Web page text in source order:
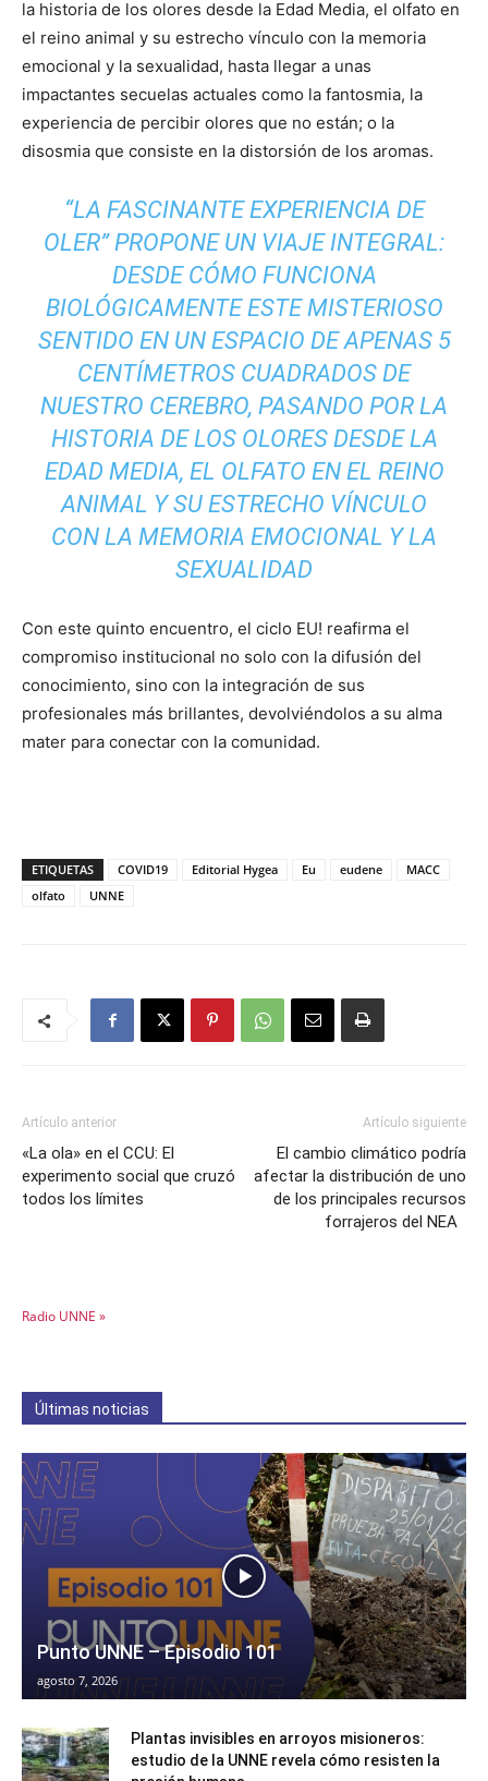
la historia de los olores desde la Edad Media, el olfato en
el reino animal y su estrecho vínculo con la memoria
emocional y la sexualidad, hasta llegar a unas
impactantes secuelas actuales como la fantosmia, la
experiencia de percibir olores que no están; o la
disosmia que consiste en la distorsión de los aromas.
“LA FASCINANTE EXPERIENCIA DE
OLER” PROPONE UN VIAJE INTEGRAL:
DESDE CÓMO FUNCIONA
BIOLÓGICAMENTE ESTE MISTERIOSO
SENTIDO EN UN ESPACIO DE APENAS 5
CENTÍMETROS CUADRADOS DE
NUESTRO CEREBRO, PASANDO POR LA
HISTORIA DE LOS OLORES DESDE LA
EDAD MEDIA, EL OLFATO EN EL REINO
ANIMAL Y SU ESTRECHO VÍNCULO
CON LA MEMORIA EMOCIONAL Y LA
SEXUALIDAD
Con este quinto encuentro, el ciclo EU! reafirma el
compromiso institucional no solo con la difusión del
conocimiento, sino con la integración de sus
profesionales más brillantes, devolviéndolos a su alma
mater para conectar con la comunidad.
ETIQUETAS COVID19 Editorial Hygea Eu eudene
MACC
olfato
UNNE
Artículo anterior
«La ola» en el CCU: El
experimento social que cruzó
todos los límites
Artículo siguiente
El cambio climático podría
afectar la distribución de uno
de los principales recursos
forrajeros del NEA
Radio UNNE »
Últimas noticias
Punto UNNE – Episodio 101
agosto 7, 2026
Plantas invisibles en arroyos misioneros:
estudio de la UNNE revela cómo resisten la